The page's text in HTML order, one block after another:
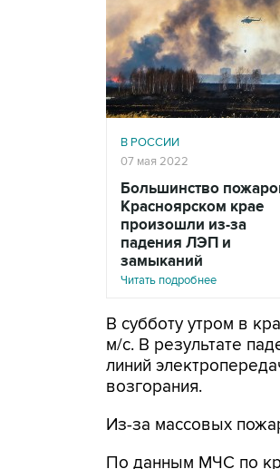
В РОССИИ
07 мая 2022
Большинство
Красноярском крае
произошли из-за
падения ЛЭП и
замыканий
Читать подробнее
В субботу утром в
м/с. В результате
линий
возгорания.
Из-за массовых
По данным МЧС по